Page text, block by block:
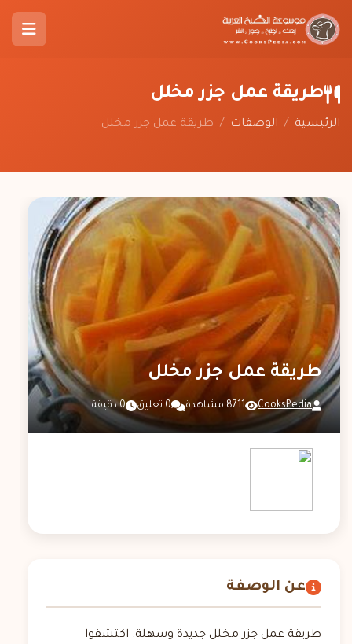
طريقة عمل جزر مخلل
الرئيسية / الوصفات / طريقة عمل جزر مخلل
طريقة عمل جزر مخلل
CooksPedia 8711 مشاهدة 0 تعليق 0 دقيقة
عن الوصفة
طريقة عمل جزر مخلل جديدة وسهلة. اكتشفوا